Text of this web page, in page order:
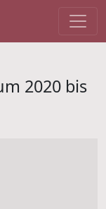
2020 bis